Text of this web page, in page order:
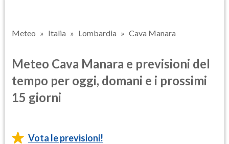
Meteo Italia Lombardia Cava Manara
Meteo Cava Manara e previsioni del
tempo per oggi, domani e i prossimi
15 giorni
Vota le previsioni!